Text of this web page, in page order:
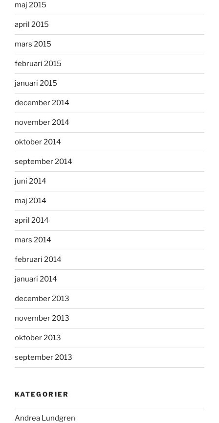
maj 2015
april 2015
mars 2015
februari 2015
januari 2015
december 2014
november 2014
oktober 2014
september 2014
juni 2014
maj 2014
april 2014
mars 2014
februari 2014
januari 2014
december 2013
november 2013
oktober 2013
september 2013
KATEGORIER
Andrea Lundgren